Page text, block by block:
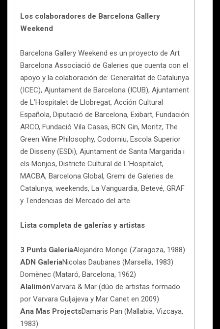
Los colaboradores de Barcelona Gallery
Weekend
Barcelona Gallery Weekend es un proyecto de Art
Barcelona Associació de Galeries que cuenta con el
apoyo y la colaboración de: Generalitat de Catalunya
(ICEC), Ajuntament de Barcelona (ICUB), Ajuntament
de L’Hospitalet de Llobregat, Acción Cultural
Española, Diputació de Barcelona, Exibart, Fundación
ARCO, Fundació Vila Casas, BCN Gin, Moritz, The
Green Wine Philosophy, Codorniu, Escola Superior
de Disseny (ESDi), Ajuntament de Santa Margarida i
els Monjos, Districte Cultural de L’Hospitalet,
MACBA, Barcelona Global, Gremi de Galeries de
Catalunya, weekends, La Vanguardia, Betevé, GRAF
y Tendencias del Mercado del arte.
Lista completa de galerías y artistas
3 Punts GaleriaAlejandro Monge (Zaragoza, 1988)
ADN GaleriaNicolas Daubanes (Marsella, 1983)
Domènec (Mataró, Barcelona, 1962)
AlalimónVarvara & Mar (dúo de artistas formado
por Varvara Guljajeva y Mar Canet en 2009)
Ana Mas ProjectsDamaris Pan (Mallabia, Vizcaya,
1983)